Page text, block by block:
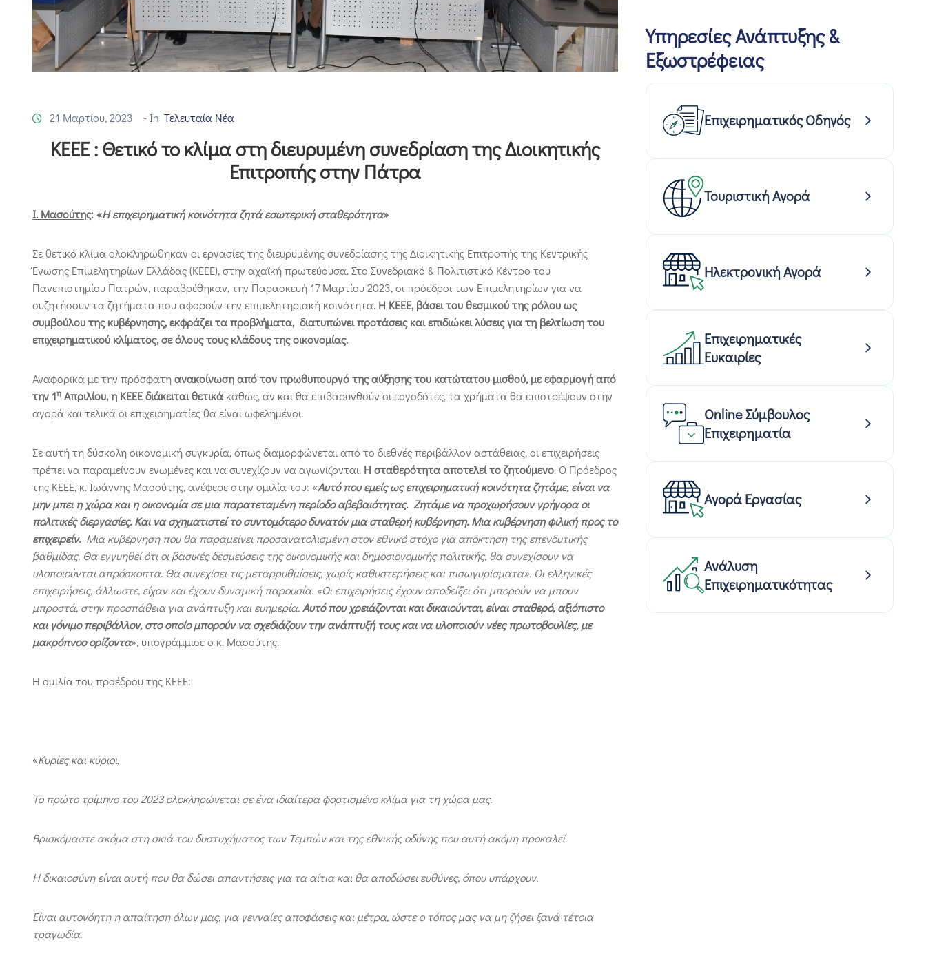
21 Μαρτίου, 2023 - In Τελευταία Νέα
ΚΕΕΕ : Θετικό το κλίμα στη διευρυμένη συνεδρίαση της Διοικητικής
Επιτροπής στην Πάτρα
Ι. Μασούτης: «Η επιχειρηματική κοινότητα ζητά εσωτερική σταθερότητα»
Σε θετικό κλίμα ολοκληρώθηκαν οι εργασίες της διευρυμένης συνεδρίασης της Διοικητικής Επιτροπής της Κεντρικής
Ένωσης Επιμελητηρίων Ελλάδας (ΚΕΕΕ), στην αχαϊκή πρωτεύουσα. Στο Συνεδριακό & Πολιτιστικό Κέντρο του
Πανεπιστημίου Πατρών, παραβρέθηκαν, την Παρασκευή 17 Μαρτίου 2023, οι πρόεδροι των Επιμελητηρίων για να
συζητήσουν τα ζητήματα που αφορούν την επιμελητηριακή κοινότητα. Η ΚΕΕΕ, βάσει του θεσμικού της ρόλου ως
συμβούλου της κυβέρνησης, εκφράζει τα προβλήματα, διατυπώνει προτάσεις και επιδιώκει λύσεις για τη βελτίωση του
επιχειρηματικού κλίματος,σε όλους τους κλάδους της οικονομίας.
Αναφορικά με την πρόσφατηανακοίνωση από τον πρωθυπουργό της αύξησης του κατώτατου μισθού, με εφαρμογή από
την 1η Απριλίου, η ΚΕΕΕ διάκειται θετικά καθώς, αν και θα επιβαρυνθούν οι εργοδότες, τα χρήματα θα επιστρέψουν στην
αγορά και τελικά οι επιχειρηματίες θα είναι ωφελημένοι.
Σε αυτή τη δύσκολη οικονομική συγκυρία, όπως διαμορφώνεται από το διεθνές περιβάλλον αστάθειας, οι επιχειρήσεις
πρέπει να παραμείνουν ενωμένες και να συνεχίζουν να αγωνίζονται. Η σταθερότητα αποτελεί το ζητούμενο. Ο Πρόεδρος
της ΚΕΕΕ, κ. Ιωάννης Μασούτης, ανέφερε στην ομιλία του: «Αυτό που εμείς ως επιχειρηματική κοινότητα ζητάμε, είναι να
μην μπει η χώρα και η οικονομία σε μια παρατεταμένη περίοδο αβεβαιότητας. Ζητάμε να προχωρήσουν γρήγορα οι
πολιτικές διεργασίες. Και να σχηματιστεί το συντομότερο δυνατόν μια σταθερή κυβέρνηση. Μια κυβέρνηση φιλική προς το
επιχειρείν.Μια κυβέρνηση που θα παραμείνει προσανατολισμένη στον εθνικό στόχο για απόκτηση της επενδυτικής
βαθμίδας. Θα εγγυηθεί ότι οι βασικές δεσμεύσεις της οικονομικής και δημοσιονομικής πολιτικής, θα συνεχίσουν να
υλοποιούνται απρόσκοπτα. Θα συνεχίσει τις μεταρρυθμίσεις, χωρίς καθυστερήσεις και πισωγυρίσματα». Οι ελληνικές
επιχειρήσεις, άλλωστε, είχαν και έχουν δυναμική παρουσία. «Οι επιχειρήσεις έχουν αποδείξει ότι μπορούν να μπουν
μπροστά, στην προσπάθεια για ανάπτυξη και ευημερία.Αυτό που χρειάζονται και δικαιούνται, είναι σταθερό, αξιόπιστο
και γόνιμο περιβάλλον, στο οποίο μπορούν να σχεδιάζουν την ανάπτυξή τους και να υλοποιούν νέες πρωτοβουλίες, με
μακρόπνοο ορίζοντα», υπογράμμισε ο κ. Μασούτης.
Η ομιλία του προέδρου της ΚΕΕΕ:
«Κυρίες και κύριοι,
Το πρώτο τρίμηνο του 2023 ολοκληρώνεται σε ένα ιδιαίτερα φορτισμένο κλίμα για τη χώρα μας.
Βρισκόμαστε ακόμα στη σκιά του δυστυχήματος των Τεμπών και της εθνικής οδύνης που αυτή ακόμη προκαλεί.
Η δικαιοσύνη είναι αυτή που θα δώσει απαντήσεις για τα αίτια και θα αποδώσει ευθύνες, όπου υπάρχουν.
Είναι αυτονόητη η απαίτηση όλων μας, για γενναίες αποφάσεις και μέτρα, ώστε ο τόπος μας να μη ζήσει ξανά τέτοια
τραγωδία.
Υπηρεσίες Ανάπτυξης &
Εξωστρέφειας
Επιχειρηματικός Οδηγός
Τουριστική Αγορά
Ηλεκτρονική Αγορά
Επιχειρηματικές
Ευκαιρίες
Online Σύμβουλος
Επιχειρηματία
Αγορά Εργασίας
Ανάλυση
Επιχειρηματικότητας